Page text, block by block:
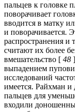
пальцев к головке
поворачивает
вводится в матку
и поворачивается.
распространения
считают их более
вмешательство [ 48
выпадением
исследований
имеется. Райхман и
пальцев для
входили